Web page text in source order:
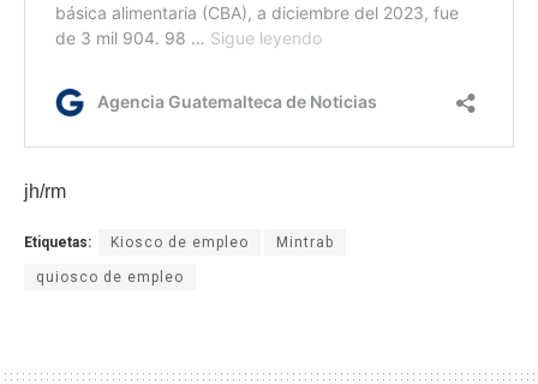
jh/rm
Etiquetas: Kiosco de empleo Mintrab
quiosco de empleo